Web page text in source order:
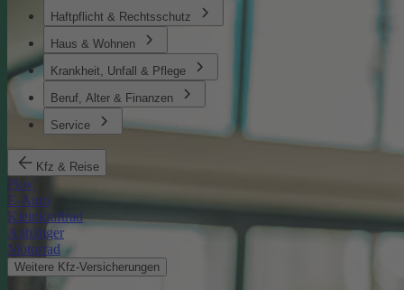
Haftpflicht & Rechtsschutz
Haus & Wohnen
Krankheit, Unfall & Pflege
Beruf, Alter & Finanzen
Service
Kfz & Reise
Pkw
E-Auto
Kleinkraftrad
Anhänger
Motorrad
Weitere Kfz-Versicherungen